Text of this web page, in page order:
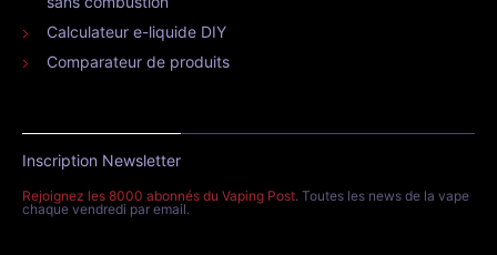
Calculateur e-liquide DIY
Comparateur de produits
Inscription Newsletter
Rejoignez les 8000 abonnés du Vaping Post. Toutes les news de la vape
chaque vendredi par email.